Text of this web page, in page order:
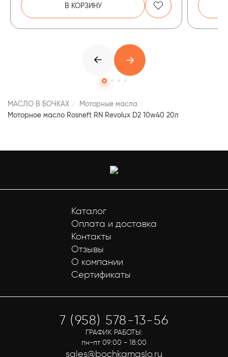
В КОРЗИНУ
МАСЛО В БОЧКАХ
Моторные масла
Моторное масло Rosneft RN Revolux D2 10w40 20л
Каталог
Оплата и доставка
Контакты
Отзывы
О компании
Сертификаты
7 (958) 578-13-56
ГРАФИК РАБОТЫ:
пн-пт 09:00 - 18:00
sales@bochkamaslo.ru